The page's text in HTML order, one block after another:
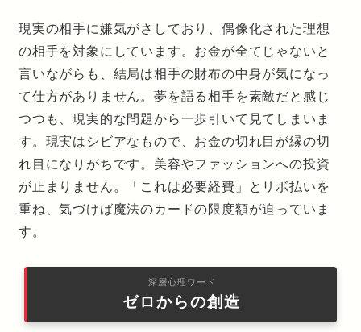
現実の相手に嫌気がさしており、偶像化された理想
の相手を対象にしています。お金が全てじゃないと
言いながらも、結局は相手の財布の中身が気になっ
て仕方がありません。夢を語る相手を素敵だと感じ
つつも、現実的な問題から一歩引いて見てしまいま
す。現実はシビアなもので、お金の切れ目が縁の切
れ目になりがちです。美容やファッションへの投資
が止まりません。「これは必要経費」とリボ払いを
重ね、気づけば魔法のカードの限度額が迫っていま
す。
深層心理ワード
ゼロからの創造